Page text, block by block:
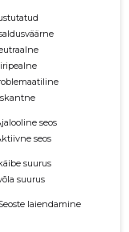
seos
seos
suurus
suurus
laiendamine